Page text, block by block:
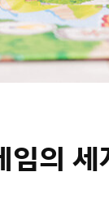
임의 세